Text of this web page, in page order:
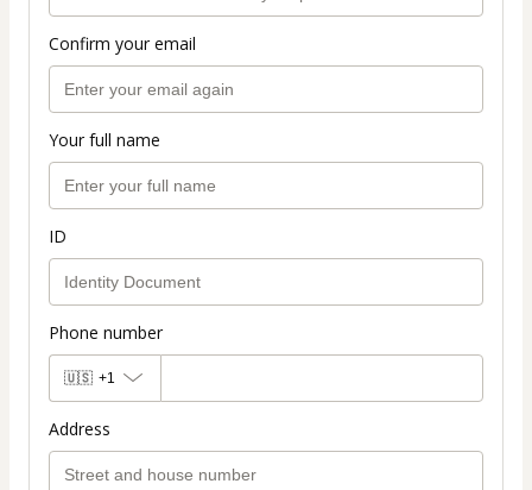
Confirm your email
Your full name
ID
Phone number
🇺🇸 +1
Address